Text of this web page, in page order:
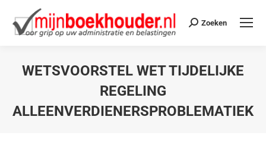
Zoeken
WETSVOORSTEL WET TIJDELIJKE
REGELING
ALLEENVERDIENERSPROBLEMATIEK